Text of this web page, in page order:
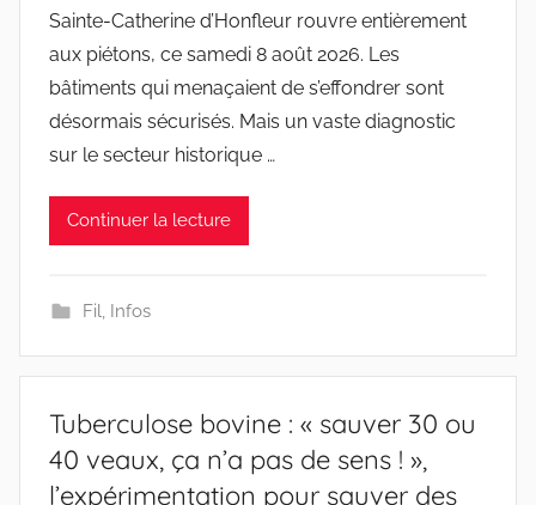
Sainte-Catherine d’Honfleur rouvre entièrement
aux piétons, ce samedi 8 août 2026. Les
bâtiments qui menaçaient de s’effondrer sont
désormais sécurisés. Mais un vaste diagnostic
sur le secteur historique …
Continuer la lecture
Fil Infos
Tuberculose bovine : « sauver 30 ou
40 veaux, ça n’a pas de sens ! »,
l’expérimentation pour sauver des